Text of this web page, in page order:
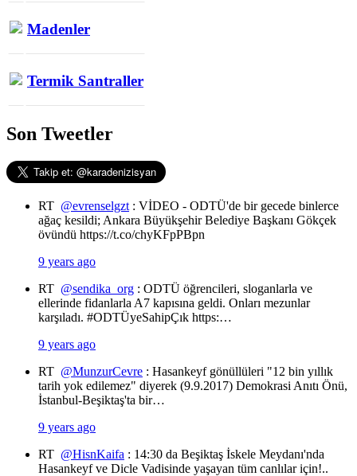
Madenler
Termik Santraller
Son Tweetler
RT @evrenselgzt : VİDEO - ODTÜ'de bir gecede binlerce
ağaç kesildi; Ankara Büyükşehir Belediye Başkanı Gökçek
övündü https://t.co/chyKFpPBpn
9 years ago
RT @sendika_org : ODTÜ öğrencileri, sloganlarla ve
ellerinde fidanlarla A7 kapısına geldi. Onları mezunlar
karşıladı. #ODTÜyeSahipÇık https:…
9 years ago
RT @MunzurCevre : Hasankeyf gönüllüleri "12 bin yıllık
tarih yok edilemez" diyerek (9.9.2017) Demokrasi Anıtı Önü,
İstanbul-Beşiktaş'ta bir…
9 years ago
RT @HisnKaifa : 14:30 da Beşiktaş İskele Meydanı'nda
Hasankeyf ve Dicle Vadisinde yaşayan tüm canlılar için!..